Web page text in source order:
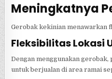
Meningkatnya
Gerobak kekinian menawarkan
Fleksibilitas Lokasi
Dengan menggunakan
untuk berjualan di area ramai